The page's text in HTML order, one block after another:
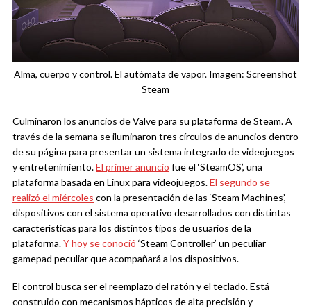
Alma, cuerpo y control. El autómata de vapor. Imagen: Screenshot
Steam
Culminaron los anuncios de Valve para su plataforma de Steam. A
través de la semana se iluminaron tres círculos de anuncios dentro
de su página para presentar un sistema integrado de videojuegos
y entretenimiento.El primer anuncio fue el ‘SteamOS’, una
plataforma basada en Linux para videojuegos.El segundo se
realizó el miércoles con la presentación de las ‘Steam Machines’,
dispositivos con el sistema operativo desarrollados con distintas
características para los distintos tipos de usuarios de la
plataforma.Y hoy se conoció ‘Steam Controller’ un peculiar
gamepad peculiar que acompañará a los dispositivos.
El control busca ser el reemplazo del ratón y el teclado. Está
construido con mecanismos hápticos de alta precisión y